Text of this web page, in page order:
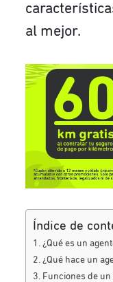
al mejor.
Índice de
¿Qué es un
¿Qué hace un
Funciones de